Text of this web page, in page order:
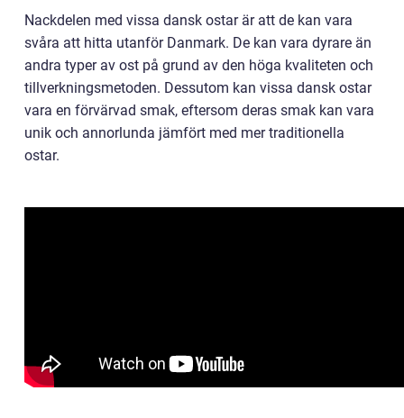
Nackdelen med vissa dansk ostar är att de kan vara
svåra att hitta utanför Danmark. De kan vara dyrare än
andra typer av ost på grund av den höga kvaliteten och
tillverkningsmetoden. Dessutom kan vissa dansk ostar
vara en förvärvad smak, eftersom deras smak kan vara
unik och annorlunda jämfört med mer traditionella
ostar.